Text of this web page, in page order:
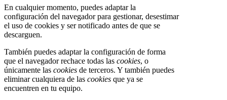
En cualquier momento, puedes adaptar la
configuración del navegador para gestionar, desestimar
el uso de cookies y ser notificado antes de que se
descarguen.
También puedes adaptar la configuración de forma
que el navegador rechace todas las cookies, o
únicamente las cookies de terceros. Y también puedes
eliminar cualquiera de las cookies que ya se
encuentren en tu equipo.